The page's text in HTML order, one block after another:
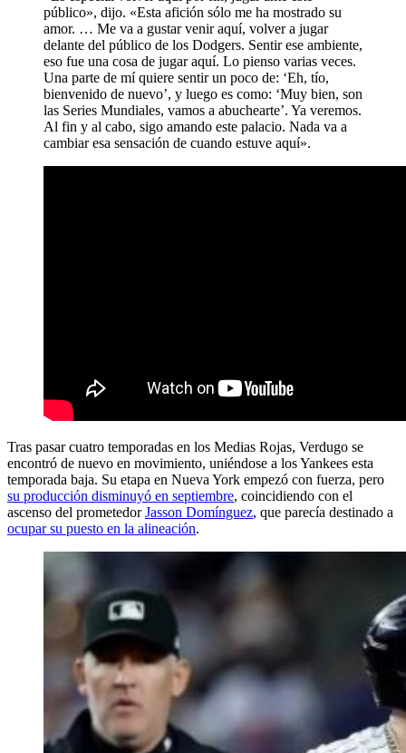
público», dijo. «Esta afición sólo me ha mostrado su
amor. … Me va a gustar venir aquí, volver a jugar
delante del público de los Dodgers. Sentir ese ambiente,
eso fue una cosa de jugar aquí. Lo pienso varias veces.
Una parte de mí quiere sentir un poco de: ‘Eh, tío,
bienvenido de nuevo’, y luego es como: ‘Muy bien, son
las Series Mundiales, vamos a abuchearte’. Ya veremos.
Al fin y al cabo, sigo amando este palacio. Nada va a
cambiar esa sensación de cuando estuve aquí».
Tras pasar cuatro temporadas en los Medias Rojas, Verdugo se
encontró de nuevo en movimiento, uniéndose a los Yankees esta
temporada baja. Su etapa en Nueva York empezó con fuerza, pero
su producción disminuyó en septiembre, coincidiendo con el
ascenso del prometedorJasson Domínguez, que parecía destinado a
ocupar su puesto en la alineación.